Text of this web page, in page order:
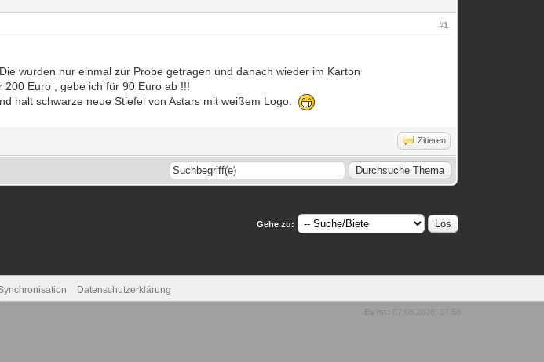
#1
wurden nur einmal zur Probe getragen und danach wieder im Karton
Euro , gebe ich für 90 Euro ab !!!
halt schwarze neue Stiefel von Astars mit weißem Logo.
Zitieren
Gehe zu:
Datenschutzerklärung
Es ist: 07.08.2026, 17:58